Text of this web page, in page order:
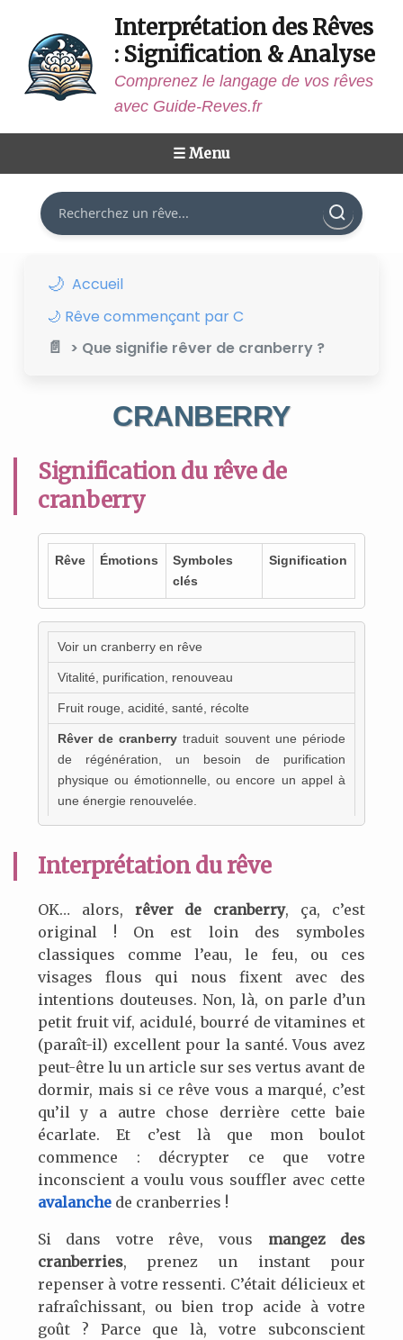
Interprétation des Rêves
: Signification & Analyse
Comprenez le langage de vos rêves
avec Guide-Reves.fr
☰ Menu
Rechercher
Accueil
🌙 Rêve commençant par C
> Que signifie rêver de cranberry ?
CRANBERRY
Signification du rêve de
cranberry
Rêve Émotions
Symboles
clés
Signification
Voir un cranberry en rêve
Vitalité, purification, renouveau
Fruit rouge, acidité, santé, récolte
Rêver de cranberry traduit souvent une période
de régénération, un besoin de purification
physique ou émotionnelle, ou encore un appel à
une énergie renouvelée.
Interprétation du rêve
OK… alors, rêver de cranberry, ça, c’est
original ! On est loin des symboles
classiques comme l’eau, le feu, ou ces
visages flous qui nous fixent avec des
intentions douteuses. Non, là, on parle d’un
petit fruit vif, acidulé, bourré de vitamines et
(paraît-il) excellent pour la santé. Vous avez
peut-être lu un article sur ses vertus avant de
dormir, mais si ce rêve vous a marqué, c’est
qu’il y a autre chose derrière cette baie
écarlate. Et c’est là que mon boulot
commence : décrypter ce que votre
inconscient a voulu vous souffler avec cette
avalanchede cranberries !
Si dans votre rêve, vous mangez des
cranberries, prenez un instant pour
repenser à votre ressenti. C’était délicieux et
rafraîchissant, ou bien trop acide à votre
goût ? Parce que là, votre subconscient